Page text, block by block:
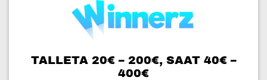
TALLETA 20€ – 200€, SAAT 40€ –
400€